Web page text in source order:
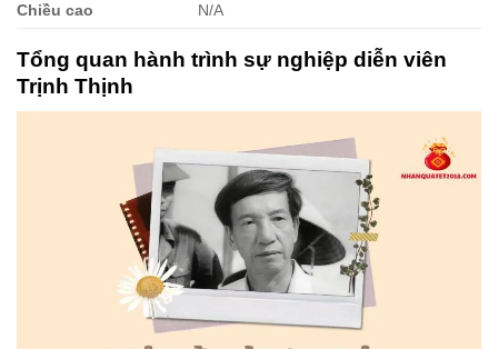
Chiều cao N/A
Tổng quan hành trình sự nghiệp diễn viên
Trịnh Thịnh